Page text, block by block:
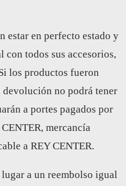
estar en perfecto estado y
con todos sus accesorios,
los productos fueron
no podrá tener
a portes pagados por
mercancía
a REY CENTER.
a un reembolso igual